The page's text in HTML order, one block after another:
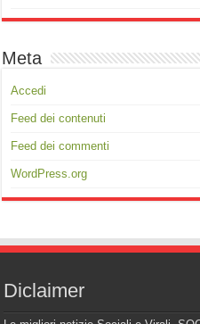
Meta
Accedi
Feed dei contenuti
Feed dei commenti
WordPress.org
Diclaimer